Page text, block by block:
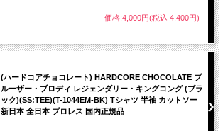
価格:4,000円(税込 4,400円)
(ハードコアチョコレート) HARDCORE CHOCOLATE ブ
ルーザー・ブロディ レジェンダリー・キングコング (ブラ
ック)(SS:TEE)(T-1044EM-BK) Tシャツ 半袖 カットソー
新日本 全日本 プロレス 国内正規品